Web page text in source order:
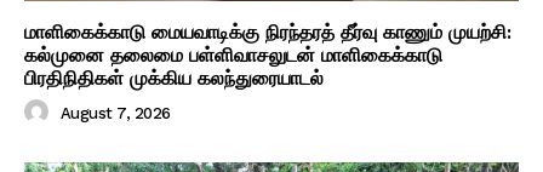
மாளிகைக்காடு மையவாடிக்கு நிரந்தரத் தீர்வு காணும் முயற்சி:
கல்முனை தலைமை பள்ளிவாசலுடன் மாளிகைக்காடு
பிரதிநிதிகள் முக்கிய கலந்துரையாடல்
August 7, 2026